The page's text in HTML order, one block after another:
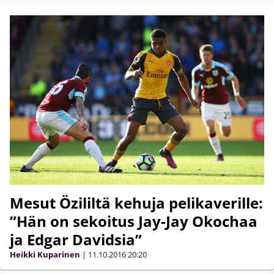
Mesut Özililtä kehuja pelikaverille:
”Hän on sekoitus Jay-Jay Okochaa
ja Edgar Davidsia”
Heikki Kuparinen | 11.10.201620:20